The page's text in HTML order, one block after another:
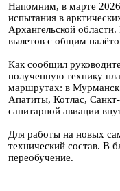
Напомним, в марте
испытания в
Архангельской
вылетов с общим
Как сообщил
полученную технику
маршрутах: в
Апатиты, Котлас,
санитарной авиации
Для работы на новых
технический состав. В
переобучение.